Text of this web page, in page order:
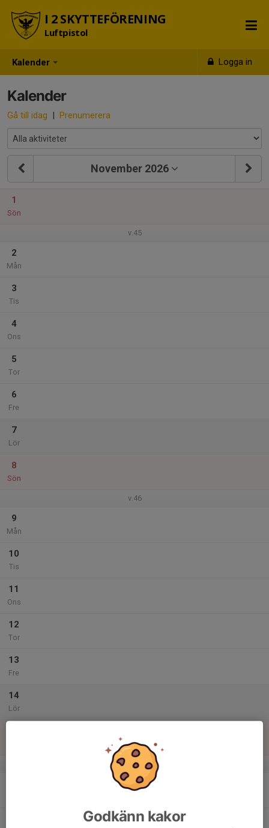
Kalender Logga in
I 2 SKYTTEFÖRENING
Luftpistol
Kalender
Gå till idag | Prenumerera
November 2026
1
Sön
v.45
2
Mån
3
Tis
4
Ons
5
Tor
6
Fre
7
Lör
8
Sön
v.46
9
Mån
10
Tis
11
Ons
12
Tor
13
Fre
14
Lör
v.47
Godkänn kakor